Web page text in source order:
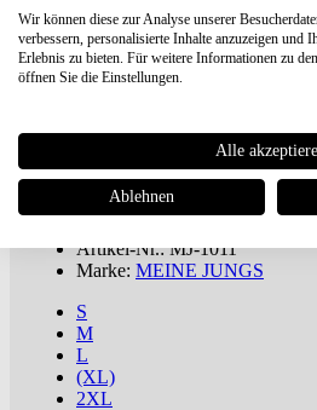
MEINE JUNGS
ab 100€versandkostenfreie
inkl. MwSt., zuzügl.
Versandkosten
Artikel-Nr.: MJ-1011
Marke: MEINE JUNGS
S
M
L
(XL)
2XL
Wir können diese zur Analyse unserer
verbessern, personalisierte Inhalte anzuzeigen und
Erlebnis zu bieten. Für weitere Informationen zu
öffnen Sie die Einstellungen.
Alle
Ablehnen